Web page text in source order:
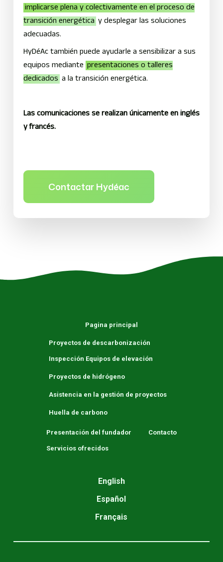
implicarse plena y colectivamente en el proceso de
transición energética y desplegar las soluciones
adecuadas.
HyDéAc también puede ayudarle a sensibilizar a sus
equipos mediante presentaciones o talleres
dedicados a la transición energética.
Las comunicaciones se realizan únicamente en inglés
y francés.
Contactar Hydéac
Pagina principal
Proyectos de descarbonización
Inspección Equipos de elevación
Proyectos de hidrógeno
Asistencia en la gestión de proyectos
Huella de carbono
Presentación del fundador
Servicios ofrecidos
Contacto
English
Español
Français